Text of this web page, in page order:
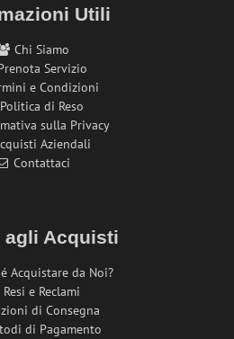
Utili
Chi Siamo
Servizio
e Condizioni
Politica di Reso
sulla Privacy
Aziendali
Contattaci
agli Acquisti
Acquistare da Noi?
Resi e Reclami
di Consegna
di Pagamento